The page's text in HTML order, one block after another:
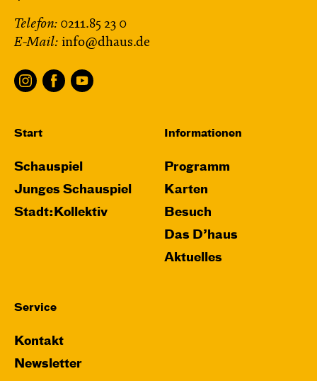
Telefon: 0211.85 23 0
E-Mail: info@dhaus.de
Start
Schauspiel
Junges Schauspiel
Stadt:Kollektiv
Informationen
Programm
Karten
Besuch
Das D’haus
Aktuelles
Service
Kontakt
Newsletter